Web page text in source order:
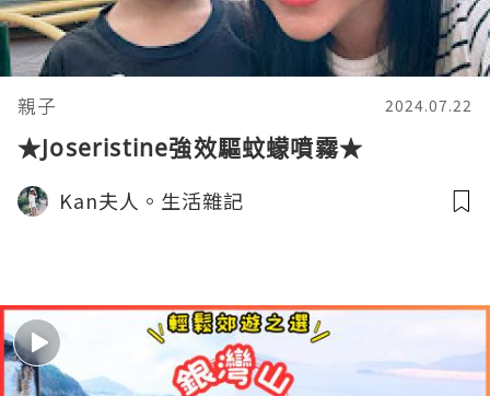
親子 2024.07.22
★Joseristine強效驅蚊蠓噴霧★
Kan夫人。生活雜記